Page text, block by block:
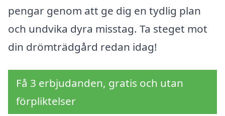
pengar genom att ge dig en tydlig plan
och undvika dyra misstag. Ta steget mot
din drömträdgård redan idag!
Få 3 erbjudanden, gratis och utan
förpliktelser